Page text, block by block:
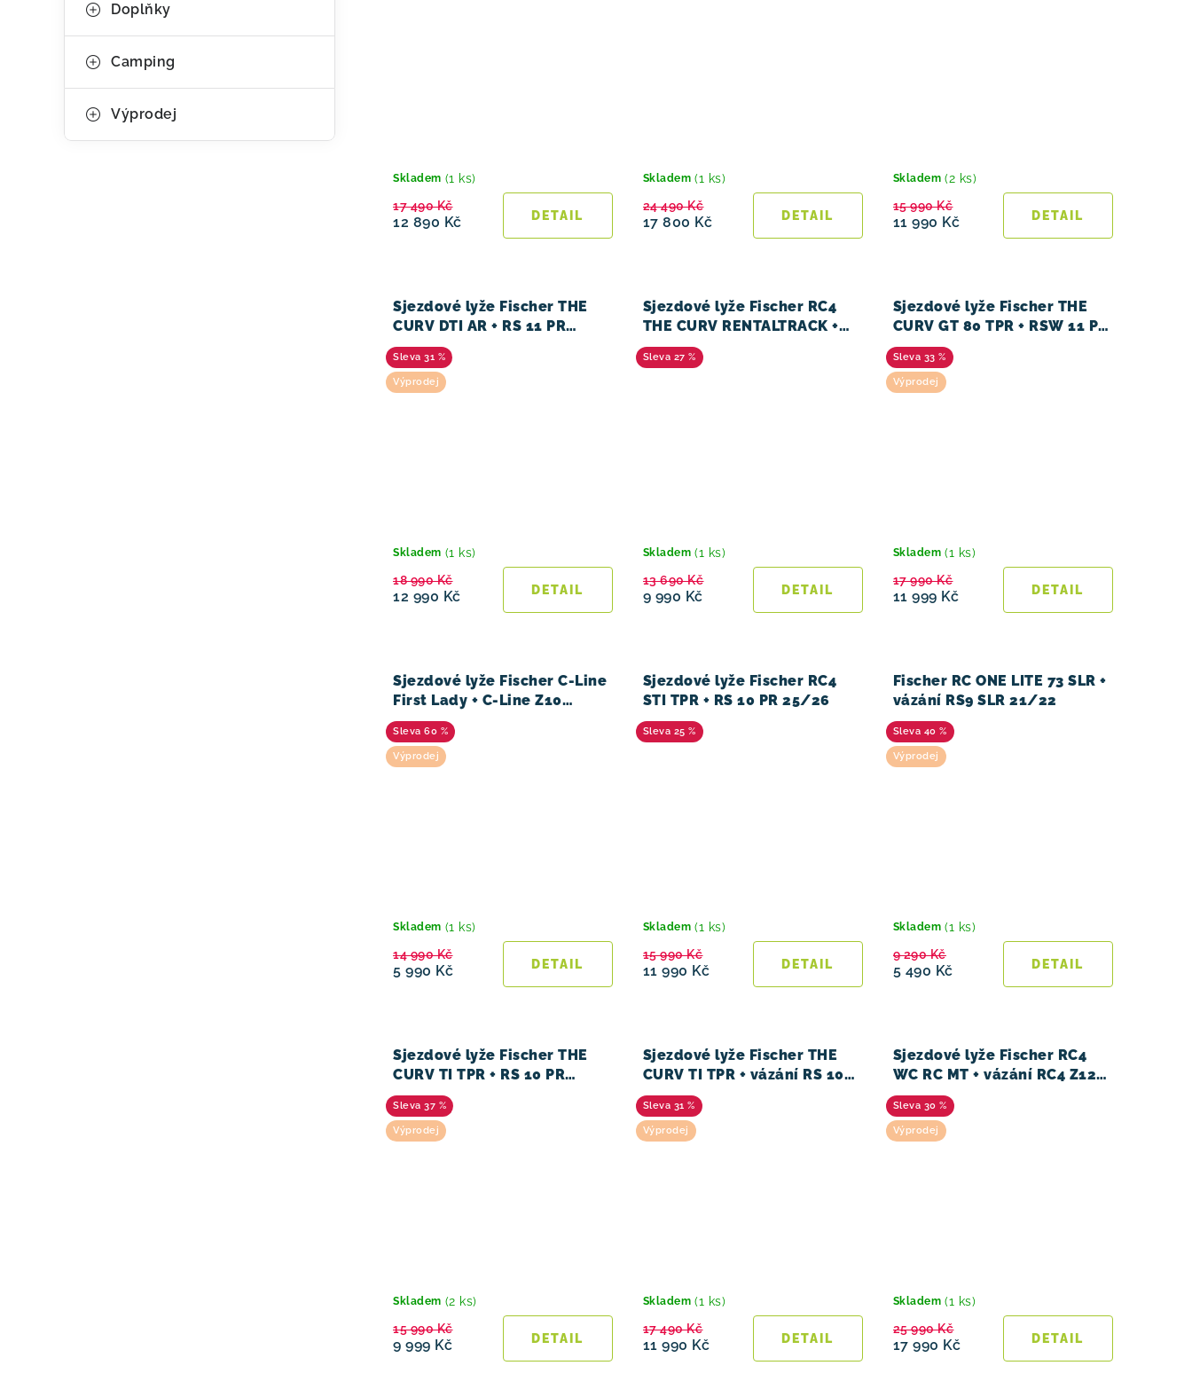
Doplňky
Camping
Výprodej
Skladem (1 ks)
12 890 Kč
17 490 Kč
Skladem (1 ks)
17 800 Kč
24 490 Kč
Skladem (2 ks)
11 990 Kč
15 990 Kč
Sjezdové lyže Fischer THE
CURV DTI AR + RS 11 PR
24/25
31 %
Výprodej
Skladem (1 ks)
12 990 Kč
18 990 Kč
Sjezdové lyže Fischer RC4
THE CURV RENTALTRACK +
vázání RS 10
27 %
Skladem (1 ks)
9 990 Kč
13 690 Kč
Sjezdové lyže Fischer THE
CURV GT 80 TPR + RSW 11 PR
24/25
33 %
Výprodej
Skladem (1 ks)
11 999 Kč
17 990 Kč
Sjezdové lyže Fischer C-Line
First Lady + C-Line Z10
Racetrack 13/14
60 %
Výprodej
Skladem (1 ks)
5 990 Kč
14 990 Kč
Sjezdové lyže Fischer RC4
STI TPR + RS 10 PR 25/26
25 %
Skladem (1 ks)
11 990 Kč
15 990 Kč
Fischer RC ONE LITE 73 SLR +
vázání RS9 SLR 21/22
40 %
Výprodej
Skladem (1 ks)
5 490 Kč
9 290 Kč
Sjezdové lyže Fischer THE
CURV TI TPR + RS 10 PR
24/25
37 %
Výprodej
Skladem (2 ks)
9 999 Kč
15 990 Kč
Sjezdové lyže Fischer THE
CURV TI TPR + vázání RS 10
PR 23/24
31 %
Výprodej
Skladem (1 ks)
11 990 Kč
17 490 Kč
Sjezdové lyže Fischer RC4
WC RC MT + vázání RC4 Z12
PR 23/24
30 %
Výprodej
Skladem (1 ks)
17 990 Kč
25 990 Kč